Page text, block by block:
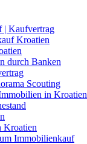
| Kaufvertrag
Kroatien
durch Banken
Scouting
in Kroatien
Kroatien
Immobilienkauf